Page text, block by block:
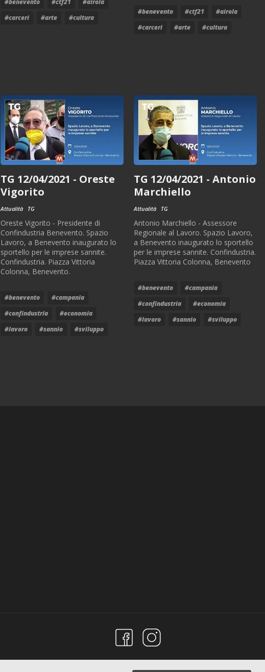
#benevento #ctf21
#airola
#carceri
#arte #cultura
#benevento #ctf21
#airola
#carceri
#arte #cultura
TG 12/04/2021 - Oreste
Vigorito
Attualità TG
Oreste Vigorito - Presidente di
Confindustria Benevento. Spazio
Lavoro, a Benevento inaugurato lo
sportello per le imprese sannite.
Confindustria. Piazza Vittoria
Colonna, Benevento.
#benevento
#campania
#confindustria
#economia
#lavoro
#sannio #sviluppo
TG 12/04/2021 - Antonio
Marchiello
Attualità TG
Antonio Marchiello - Assessore
Regionale al Lavoro. Spazio Lavoro,
a Benevento inaugurato lo sportello
per le imprese sannite. Confindustria.
Piazza Vittoria Colonna, Benevento
#benevento
#campania
#confindustria
#economia
#lavoro
#sannio #sviluppo